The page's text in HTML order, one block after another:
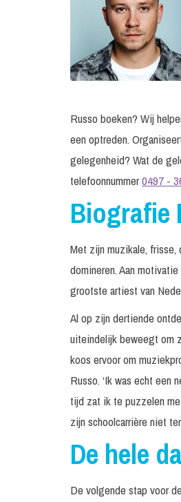
Russo boeken? Wij
een optreden.
gelegenheid? Wat de
telefoonnummer0497 -
Biografie
Met zijn muzikale, frisse,
domineren. Aan
grootste artiest van
Al op zijn dertiende
uiteindelijk beweegt om
koos ervoor om
Russo. ‘Ik was echt een
tijd zat ik te puzzelen
zijn schoolcarrière niet
De hele
De volgende stap voor